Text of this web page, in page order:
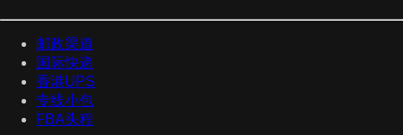
邮政渠道
国际快递
香港UPS
专线小包
FBA头程